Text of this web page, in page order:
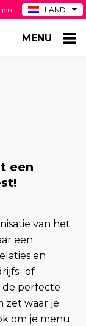
LAND
DE
MENU
een
van het
een
en
of
de perfecte
zet waar je
om je menu